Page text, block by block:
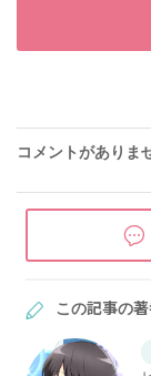
コメントがありま
この記事の